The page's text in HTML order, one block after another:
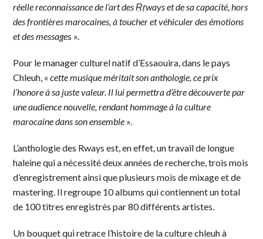
réelle reconnaissance de l’art des Ṛṛwayset de sa capacité, hors
des frontières marocaines, à toucher et véhiculer des émotions
et des messages ».
Pour le manager culturel natif d’Essaouira, dans le pays
Chleuh, «cette musique méritait son anthologie, ce prix
l’honore à sa juste valeur. Il lui permettra d’être découverte par
une audience nouvelle, rendant hommage à la culture
marocaine dans son ensemble ».
L’anthologie des Rways est, en effet, un travail de longue
haleine qui a nécessité deux années de recherche, trois mois
d’enregistrement ainsi que plusieurs mois de mixage et de
mastering. Il regroupe 10 albums qui contiennent un total
de 100 titres enregistrés par 80 différents artistes.
Un bouquet qui retrace l’histoire de la culture chleuh à